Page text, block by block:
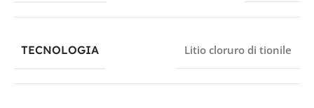
TECNOLOGIA Litio cloruro di tionile